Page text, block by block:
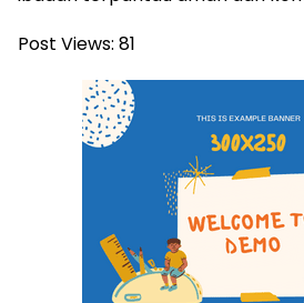
Post Views: 81